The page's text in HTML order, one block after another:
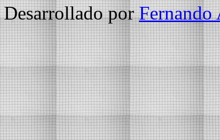
Desarrollado porFernando